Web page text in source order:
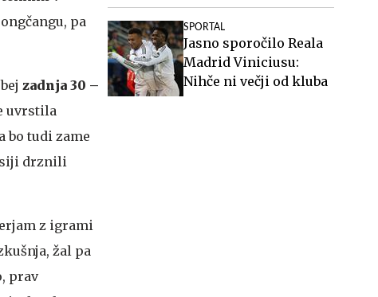
pa
zadnja 30 –
uvrstila
bo tudi zame
drznili
z igrami
žal pa
prav
SPORTAL
Jasno sporočilo Reala
Madrid Viniciusu:
Nihče ni večji od kluba